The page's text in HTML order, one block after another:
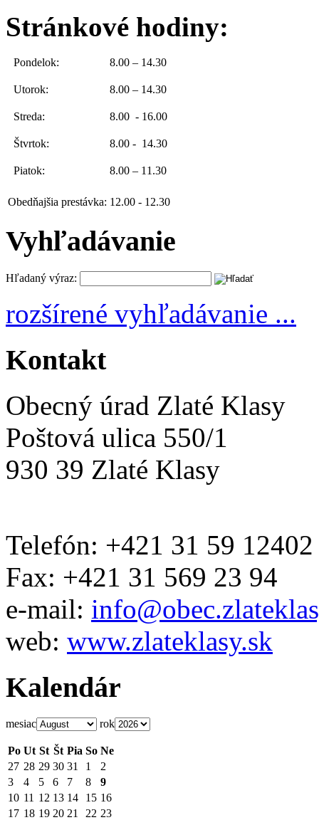
Stránkové hodiny:
Pondelok: 8.00 – 14.30
Utorok: 8.00 – 14.30
Streda: 8.00 - 16.00
Štvrtok: 8.00 - 14.30
Piatok: 8.00 – 11.30
Obedňajšia prestávka: 12.00 - 12.30
Vyhľadávanie
Hľadaný výraz:
rozšírené vyhľadávanie ...
Kontakt
Obecný úrad Zlaté Klasy
Poštová ulica 550/1
930 39 Zlaté Klasy
Telefón: +421 31 59 12402
Fax: +421 31 569 23 94
e-mail:
web: www.zlateklasy.sk
Kalendár
mesiac rok
Po Ut St Št Pia So Ne
27 28 29 30 31 1
2
3
4 5 6 7 8
9
10 11 12 13 14 15 16
17 18 19 20 21 22 23